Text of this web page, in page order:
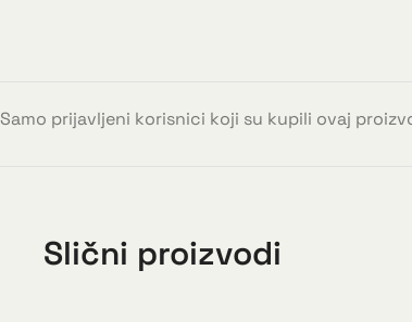
Samo prijavljeni korisnici koji su kupili ovaj
Slični proizvodi